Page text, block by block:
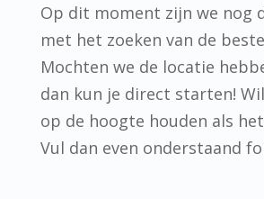
Op dit moment zijn we nog
met het zoeken van de
Mochten we de locatie
dan kun je direct starten!
op de hoogte houden als
Vul dan even onderstaand